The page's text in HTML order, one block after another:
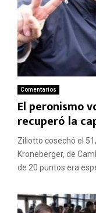
Comentarios
El peronismo
recuperó la
Ziliotto cosechó el
Kroneberger, de
de 20 puntos era